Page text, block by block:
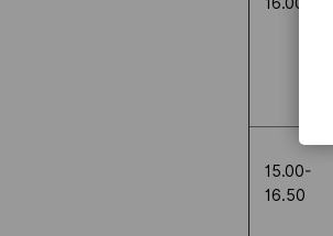
16.00
15.00-
16.50